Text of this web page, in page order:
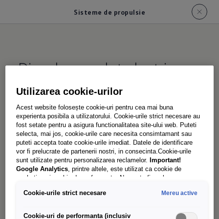
Sisteme de propulsie
Diesel, complet electric
sau eHybrid:alege ce ți se
potrivește
Noul Transporter este un adevărat cal de povară
– pentru asta are nevoie de sisteme de propulsie
care să facă față aproape oricărei provocări și să
tragă puternic. Fie că este Diesel, complet
electric sau Plug-in-Hybrid (eHybrid¹): pentru
Utilizarea cookie-urilor
Acest website folosește cookie-uri pentru cea mai buna
experienta posibila a utilizatorului. Cookie-urile strict necesare au
fost setate pentru a asigura functionalitatea site-ului web. Puteti
selecta, mai jos, cookie-urile care necesita consimtamant sau
puteti accepta toate cookie-urile imediat. Datele de identificare
vor fi prelucrate de partenerii nostri, in consecinta.Cookie-urile
sunt utilizate pentru personalizarea reclamelor.
Important!
Google Analytics, printre altele, este utilizat ca cookie de
marketing și cookie de performanta. Nu poate fi exclus ca
Aceasta tara are un nivel mai scazut de protectie a datelor decat
de securitate din SUA sa obtina acces la date datorita legislatiei
Cookie-urile strict necesare Mereu active
Cookie-uri de performanta (inclusiv